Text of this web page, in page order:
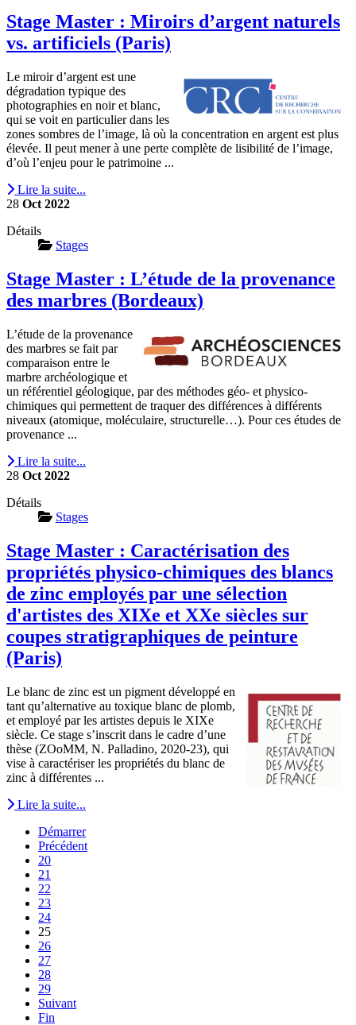
Stage Master : Miroirs d’argent naturels
vs. artificiels (Paris)
Le miroir d’argent est une
dégradation typique des
photographies en noir et blanc,
qui se voit en particulier dans les
zones sombres de l’image, là où la concentration en argent est plus
élevée. Il peut mener à une perte complète de lisibilité de l’image,
d’où l’enjeu pour le patrimoine ...
Lire la suite...
28 Oct 2022
Détails
Stages
Stage Master : L’étude de la provenance
des marbres (Bordeaux)
L’étude de la provenance
des marbres se fait par
comparaison entre le
marbre archéologique et
un référentiel géologique, par des méthodes géo- et physico-
chimiques qui permettent de traquer des différences à différents
niveaux (atomique, moléculaire, structurelle…). Pour ces études de
provenance ...
Lire la suite...
28 Oct 2022
Détails
Stages
Stage Master : Caractérisation des
propriétés physico-chimiques des blancs
de zinc employés par une sélection
d'artistes des XIXe et XXe siècles sur
coupes stratigraphiques de peinture
(Paris)
Le blanc de zinc est un pigment développé en
tant qu’alternative au toxique blanc de plomb,
et employé par les artistes depuis le XIXe
siècle. Ce stage s’inscrit dans le cadre d’une
thèse (ZOoMM, N. Palladino, 2020-23), qui
vise à caractériser les propriétés du blanc de
zinc à différentes ...
Lire la suite...
Démarrer
Précédent
20
21
22
23
24
25
26
27
28
29
Suivant
Fin